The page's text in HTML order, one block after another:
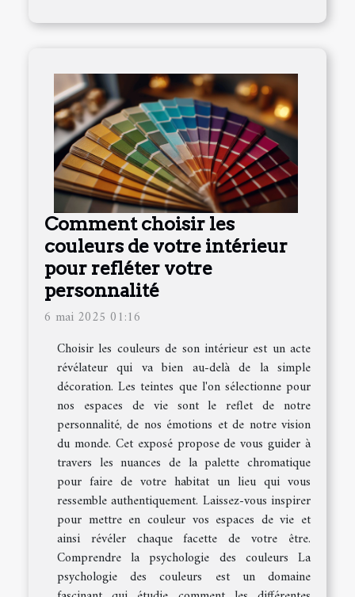
Comment choisir les
couleurs de votre intérieur
pour refléter votre
personnalité
6 mai 2025 01:16
Choisir les couleurs de son intérieur est un acte
révélateur qui va bien au-delà de la simple
décoration. Les teintes que l'on sélectionne pour
nos espaces de vie sont le reflet de notre
personnalité, de nos émotions et de notre vision
du monde. Cet exposé propose de vous guider à
travers les nuances de la palette chromatique
pour faire de votre habitat un lieu qui vous
ressemble authentiquement. Laissez-vous inspirer
pour mettre en couleur vos espaces de vie et
ainsi révéler chaque facette de votre être.
Comprendre la psychologie des couleurs La
psychologie des couleurs est un domaine